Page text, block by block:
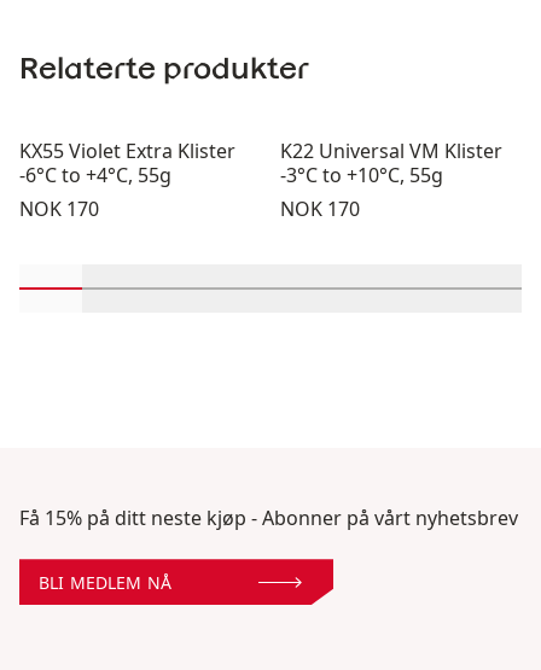
Relaterte produkter
KX55 Violet Extra Klister
-6°C to +4°C, 55g
Pris:
NOK 170
K22 Universal VM Klister
-3°C to +10°C, 55g
Pris:
NOK 170
Få 15% på ditt neste kjøp - Abonner på vårt nyhetsbrev
BLI MEDLEM NÅ